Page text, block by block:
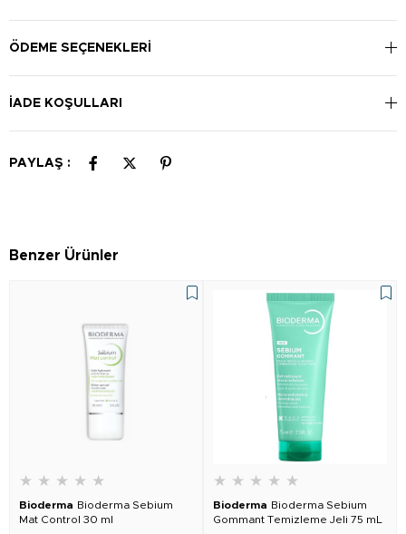
temizleyin, makyajınızı çıkarın. Durulama gerektirmez. Göz
ÖDEME SEÇENEKLERI
İADE KOŞULLARI
PAYLAŞ :
Benzer Ürünler
★ ★ ★ ★ ★
Bioderma Bioderma Sebium
Mat Control 30 ml
★ ★ ★ ★ ★
Bioderma Bioderma Sebium
Gommant Temizleme Jeli 75 mL